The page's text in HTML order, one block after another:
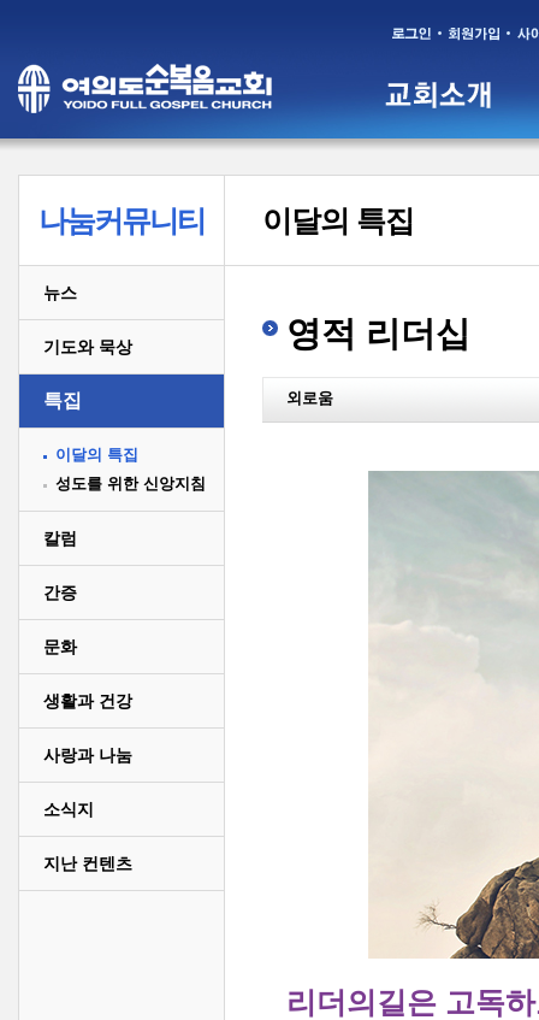
나눔커뮤니티
뉴스
기도와 묵상
특집
이달의 특집
성도를 위한 신앙지침
칼럼
간증
문화
생활과 건강
사랑과 나눔
소식지
지난 컨텐츠
이달의 특집
영적 리더십
외로움
리더의길은 고독